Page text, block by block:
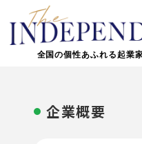
全国の個性あふれる起業
企業概要